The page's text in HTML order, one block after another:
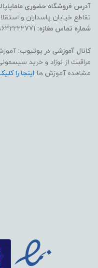
آدرس فروشگاه حضوری
تقاطع خیابان پاسداران و
شماره تماس مغازه:
کانال آموزشی در یوتیوب:
مراقبت از نوزاد و خرید
مشاهده آموزش ها اینجا را